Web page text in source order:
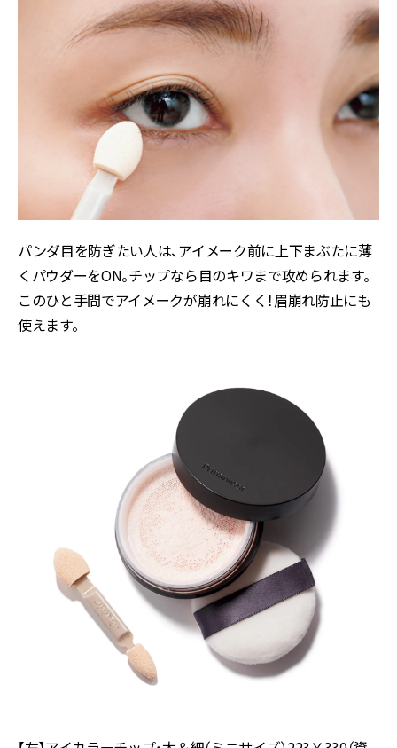
パンダ目を防ぎたい人は、アイメーク前に上下まぶたに薄
くパウダーをON。チップなら目のキワまで攻められます。
このひと手間でアイメークが崩れにくく！眉崩れ防止にも
使えます。